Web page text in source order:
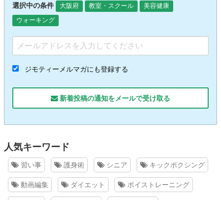
選択中の条件 大阪府 教室・スクール
美容健康
ウォーキング
ジモティーメルマガにも登録する
新着投稿の通知をメールで受け取る
人気キーワード
習い事 護身術 シニア キックボクシング
動画編集 ダイエット ボイストレーニング